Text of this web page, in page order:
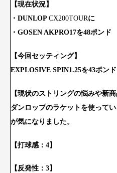
【現在状況】
・DUNLOP CX200TOURに
・GOSEN AKPRO17を48ポンド
【今回セッティング】
EXPLOSIVE SPIN1.25を43ポンド
【現状のストリングの悩みや新
ダンロップのラケットを使って
が気になりました。
【打球感：4】
【反発性：3】